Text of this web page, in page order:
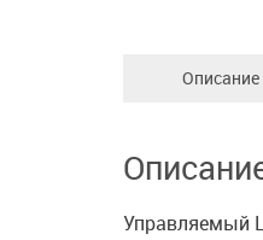
Описание
Управляемый